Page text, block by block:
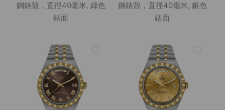
鋼錶殼，直徑40毫米, 綠色
錶面
鋼錶殼，直徑40毫米, 銀色
錶面